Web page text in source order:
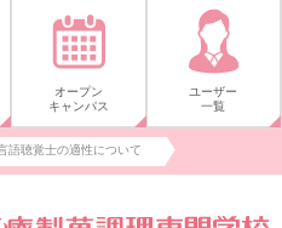
オープン
キャンパス
ユーザー
一覧
語聴覚士の適性について